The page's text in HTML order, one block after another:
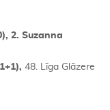
2. Suzanna
48. Līga Glāzere